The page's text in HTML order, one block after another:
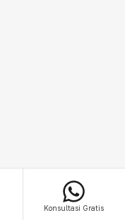
Konsultasi Gratis